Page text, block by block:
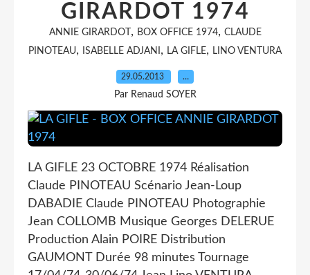
GIRARDOT 1974
ANNIE GIRARDOT , BOX OFFICE 1974, CLAUDE
PINOTEAU, ISABELLE ADJANI , LA GIFLE, LINO VENTURA
29.05.2013 …
Par Renaud SOYER
LA GIFLE 23 OCTOBRE 1974 Réalisation
Claude PINOTEAU Scénario Jean-Loup
DABADIE Claude PINOTEAU Photographie
Jean COLLOMB Musique Georges DELERUE
Production Alain POIRE Distribution
GAUMONT Durée 98 minutes Tournage